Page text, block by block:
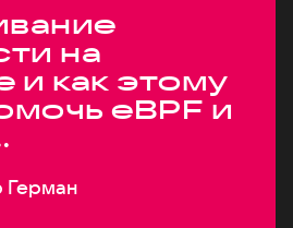
на
и как этому
eBPF и
Герман